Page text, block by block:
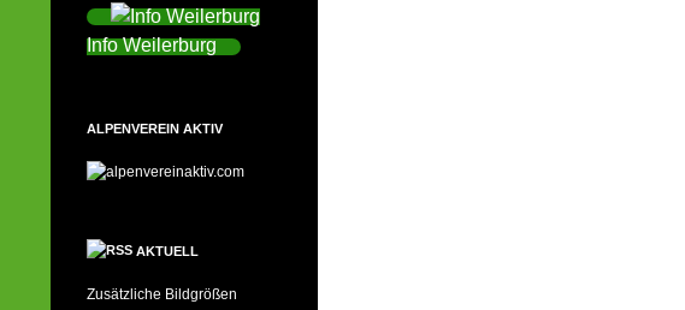
Info Weilerburg
ALPENVEREIN AKTIV
AKTUELL
Zusätzliche Bildgrößen